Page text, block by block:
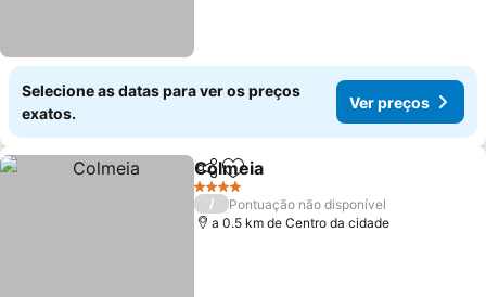
Selecione as datas para ver os preços
exatos.
Ver preços
PartilharAdicionar aos favoritos
Colmeia
4 Estrelas
/
Pontuação não disponível
a 0.5 km de Centro da cidade